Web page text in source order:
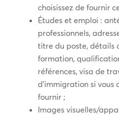
choisissez de fournir
Études et emploi :
professionnels,
titre du poste, détails
formation,
références, visa de
d’immigration si vous
fournir ;
Images visuelles/